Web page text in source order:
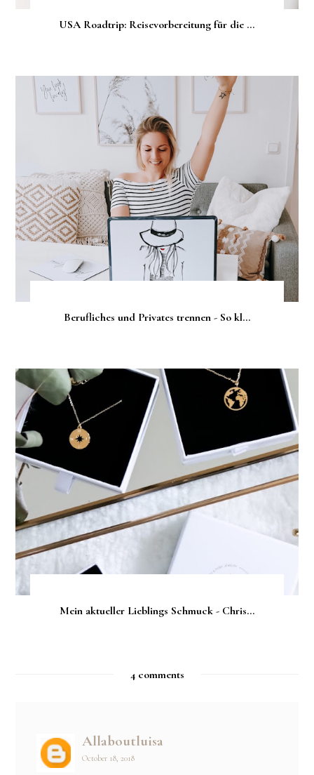
USA Roadtrip: Reisevorbereitung für die ...
Berufliches und Privates trennen - So kl...
Mein aktueller Lieblings Schmuck - Chris...
4 comments
Allaboutluisa
October 18, 2018